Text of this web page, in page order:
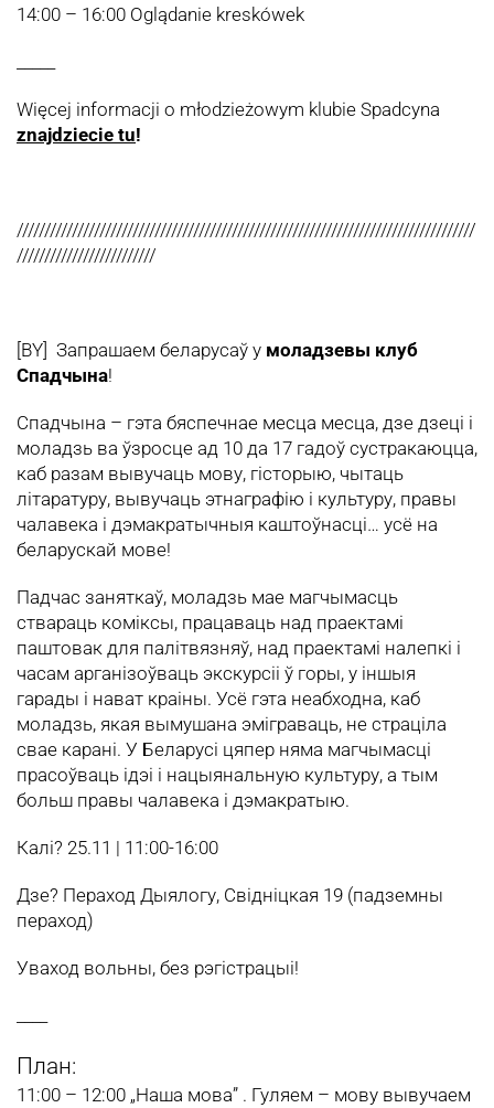
14:00 – 16:00 Oglądanie kreskówek
Więcej informacji o młodzieżowym klubie Spadcyna
znajdziecie tu!
///////////////////////////////////////////////////////////////////////////////////
/////////////////////////
[BY] Запрашаем беларусаў у моладзевы клуб
Спадчына!
Спадчына – гэта бяспечнае месца месца, дзе дзеці і
моладзь ва ўзросце ад 10 да 17 гадоў сустракаюцца,
каб разам вывучаць мову, гісторыю, чытаць
літаратуру, вывучаць этнаграфію і культуру, правы
чалавека і дэмакратычныя каштоўнасці… усё на
беларускай мове!
Падчас заняткаў, моладзь мае магчымасць
ствараць коміксы, працаваць над праектамі
паштовак для палітвязняў, над праектамі налепкі і
часам арганізоўваць экскурсіі ў горы, у іншыя
гарады і нават краіны. Усё гэта неабходна, каб
моладзь, якая вымушана эміграваць, не страціла
свае карані. У Беларусі цяпер няма магчымасці
прасоўваць ідэі і нацыянальную культуру, а тым
больш правы чалавека і дэмакратыю.
Калі? 25.11 | 11:00-16:00
Дзе? Пераход Дыялогу, Свідніцкая 19 (падземны
пераход)
Уваход вольны, без рэгістрацыі!
План:
11:00 – 12:00 „Наша мова” . Гуляем – мову вывучаем